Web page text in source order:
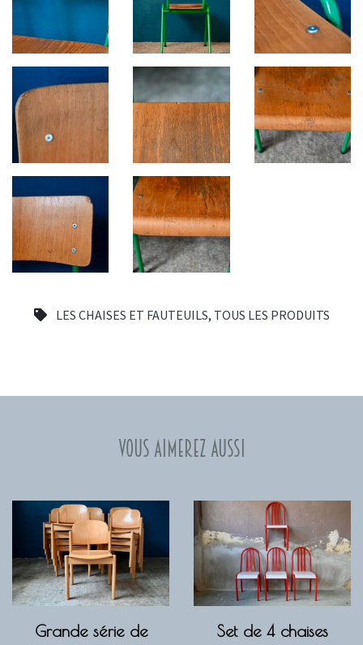
LES CHAISES ET FAUTEUILS, TOUS LES PRODUITS
Vous aimerez aussi
Grande série de
Set de 4 chaises